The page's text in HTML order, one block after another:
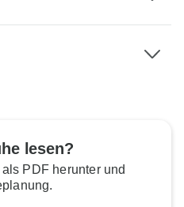
lesen?
PDF herunter und